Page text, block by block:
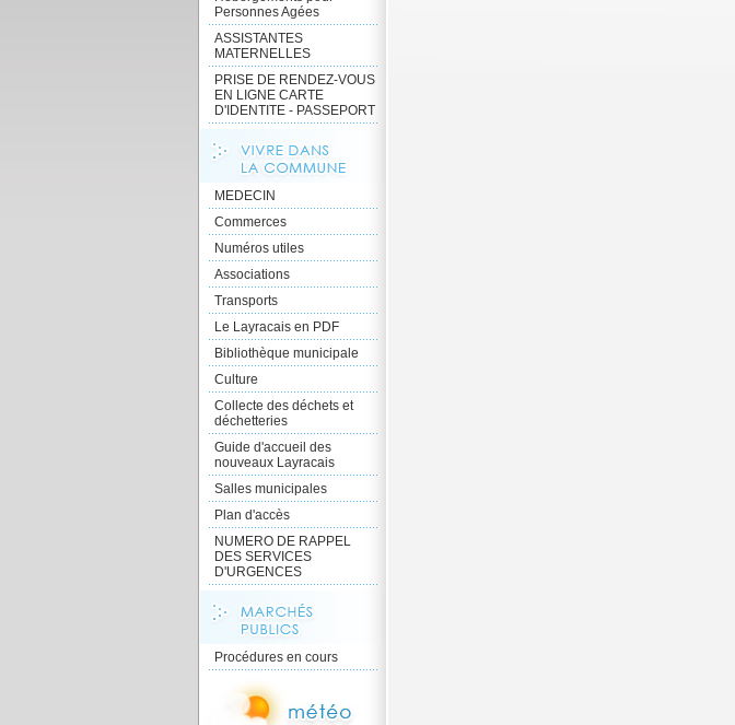
Personnes Agées
ASSISTANTES
MATERNELLES
PRISE DE RENDEZ-VOUS
EN LIGNE CARTE
D'IDENTITE - PASSEPORT
MEDECIN
Commerces
Numéros utiles
Associations
Transports
Le Layracais en PDF
Bibliothèque municipale
Culture
Collecte des déchets et
déchetteries
Guide d'accueil des
nouveaux Layracais
Salles municipales
Plan d'accès
NUMERO DE RAPPEL
DES SERVICES
D'URGENCES
Procédures en cours